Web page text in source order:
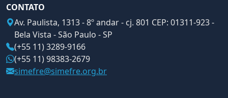
CONTATO
Av. Paulista, 1313 - 8º andar - cj. 801 CEP: 01311-923 -
Bela Vista - São Paulo - SP
(+55 11) 3289-9166
(+55 11) 98383-2679
simefre@simefre.org.br